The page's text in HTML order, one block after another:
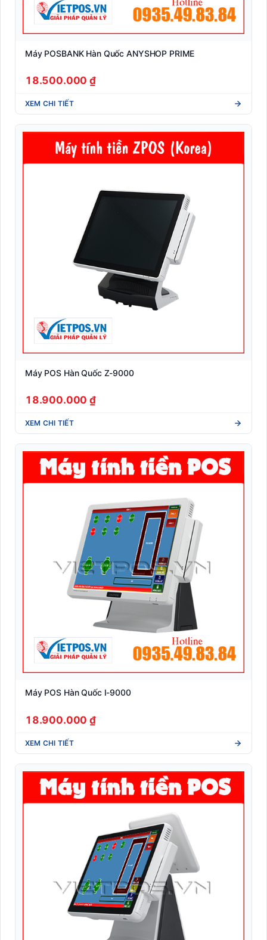
Máy POSBANK Hàn Quốc ANYSHOP PRIME
18.500.000 ₫
XEM CHI TIẾT
Máy POS Hàn Quốc Z-9000
18.900.000 ₫
XEM CHI TIẾT
Máy POS Hàn Quốc I-9000
18.900.000 ₫
XEM CHI TIẾT